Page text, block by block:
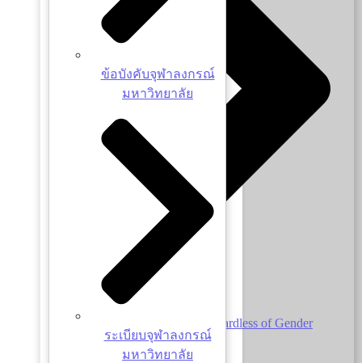
Acceptance of Others - Regardless of Gender
Identity
ข้อบังคับจุฬาลงกรณ์
มหาวิทยาลัย
ระเบียบจุฬาลงกรณ์
มหาวิทยาลัย